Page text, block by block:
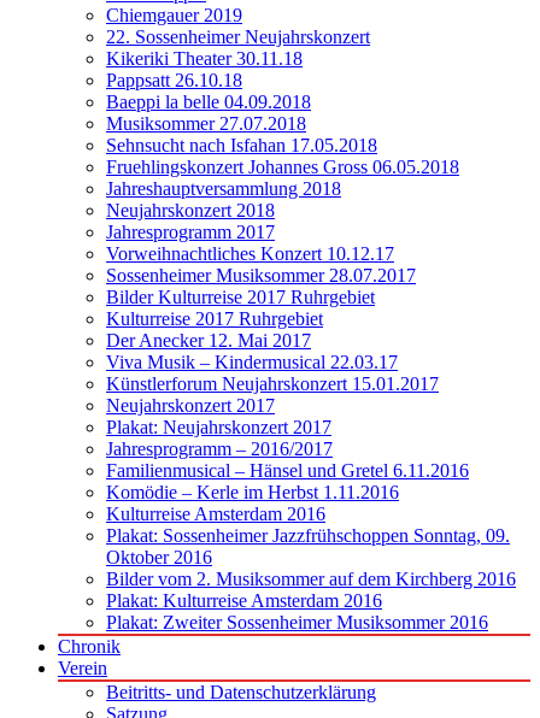
Chiemgauer 2019
22. Sossenheimer Neujahrskonzert
Kikeriki Theater 30.11.18
Pappsatt 26.10.18
Baeppi la belle 04.09.2018
Musiksommer 27.07.2018
Sehnsucht nach Isfahan 17.05.2018
Fruehlingskonzert Johannes Gross 06.05.2018
Jahreshauptversammlung 2018
Neujahrskonzert 2018
Jahresprogramm 2017
Vorweihnachtliches Konzert 10.12.17
Sossenheimer Musiksommer 28.07.2017
Bilder Kulturreise 2017 Ruhrgebiet
Kulturreise 2017 Ruhrgebiet
Der Anecker 12. Mai 2017
Viva Musik – Kindermusical 22.03.17
Künstlerforum Neujahrskonzert 15.01.2017
Neujahrskonzert 2017
Plakat: Neujahrskonzert 2017
Jahresprogramm – 2016/2017
Familienmusical – Hänsel und Gretel 6.11.2016
Komödie – Kerle im Herbst 1.11.2016
Kulturreise Amsterdam 2016
Plakat: Sossenheimer Jazzfrühschoppen Sonntag, 09.
Oktober 2016
Bilder vom 2. Musiksommer auf dem Kirchberg 2016
Plakat: Kulturreise Amsterdam 2016
Plakat: Zweiter Sossenheimer Musiksommer 2016
Chronik
Verein
Beitritts- und Datenschutzerklärung
Satzung